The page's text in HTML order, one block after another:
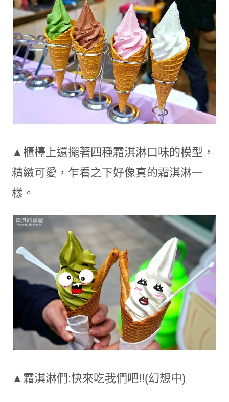
▲櫃檯上還擺著四種霜淇淋口味的模型，
精緻可愛，乍看之下好像真的霜淇淋一
樣。
▲霜淇淋們:快來吃我們吧!!(幻想中)